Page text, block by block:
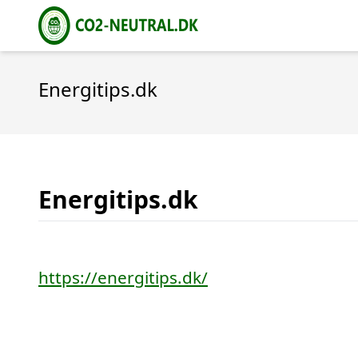
Energitips.dk
Energitips.dk
https://energitips.dk/